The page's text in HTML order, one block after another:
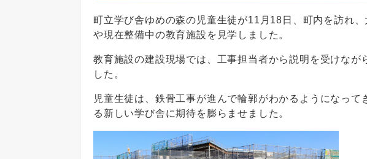
町立学び舎ゆめの森の児童生徒が11月18日、町内を訪れ
や現在整備中の教育施設を見学しました。
教育施設の建設現場では、工事担当者から説明を受けなが
した。
児童生徒は、鉄骨工事が進んで輪郭がわかるようになっ
る新しい学び舎に期待を膨らませました。